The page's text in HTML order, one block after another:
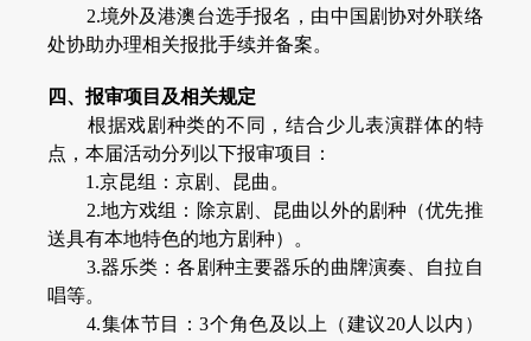
2.境外及港澳台选手报名，由中国剧协对外联络
处协助办理相关报批手续并备案。
四、报审项目及相关规定
根据戏剧种类的不同，结合少儿表演群体的特
点，本届活动分列以下报审项目：
1.京昆组：京剧、昆曲。
2.地方戏组：除京剧、昆曲以外的剧种（优先推
送具有本地特色的地方剧种）。
3.器乐类：各剧种主要器乐的曲牌演奏、自拉自
唱等。
4.集体节目：3个角色及以上（建议20人以内）